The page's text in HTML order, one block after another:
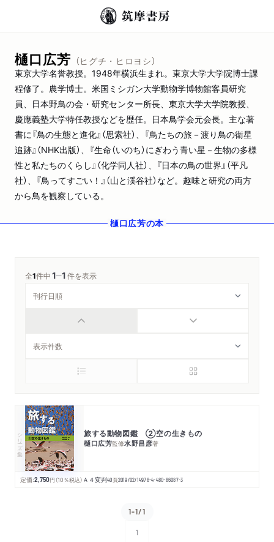
樋口広芳 （ヒグチ・ヒロヨシ）
東京大学名誉教授。1948年横浜生まれ。東京大学大学院博士課
程修了。農学博士。米国ミシガン大学動物学博物館客員研究
員、日本野鳥の会・研究センター所長、東京大学大学院教授、
慶應義塾大学特任教授などを歴任。日本鳥学会元会長。主な著
書に『鳥の生態と進化』（思索社）、『鳥たちの旅－渡り鳥の衛星
追跡』（NHK出版）、『生命（いのち）にぎわう青い星－生物の多様
性と私たちのくらし』（化学同人社）、『日本の鳥の世界』（平凡
社）、『鳥ってすごい！』（山と渓谷社）など。趣味と研究の両方
から鳥を観察している。
樋口広芳の本
全1件中1─1件を表示
シリーズ・全集 旅する動物図鑑 ②空の生きもの
樋口広芳監修水野昌彦著
定価:2,750円 （10％税込） Ａ４変判40頁2019/02/14978-4-480-86087-3
1-1/1
1